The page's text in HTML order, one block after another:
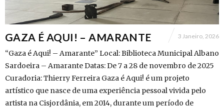
GAZA É AQUI! – AMARANTE 3 Janeiro, 2026
“Gaza é Aqui! – Amarante” Local: Biblioteca Municipal Albano
Sardoeira – Amarante Datas: De 7 a 28 de novembro de 2025
Curadoria: Thierry Ferreira Gaza é Aqui! é um projeto
artístico que nasce de uma experiência pessoal vivida pelo
artista na Cisjordânia, em 2014, durante um período de